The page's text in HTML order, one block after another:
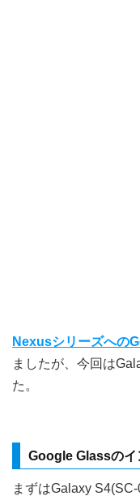
Nexusシリーズへの
ましたが、今回は
た。
Google Glassのイ
まずはGalaxy